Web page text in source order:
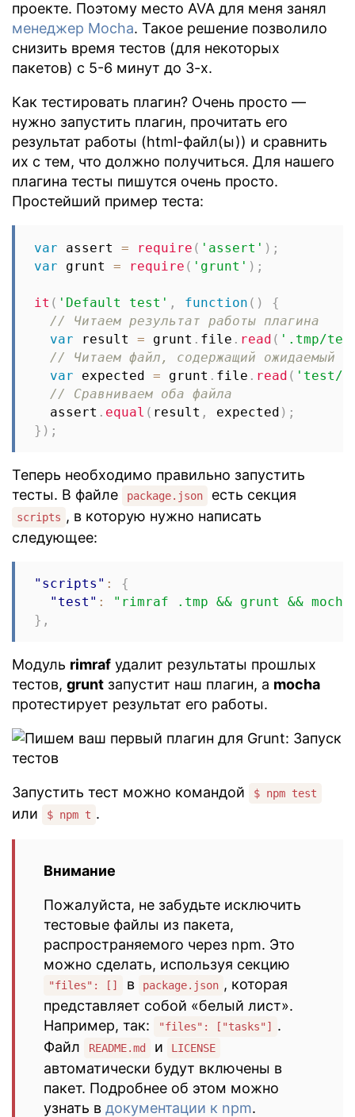
проекте. Поэтому место AVA для меня занял
менеджер Mocha. Такое решение позволило
снизить время тестов (для некоторых
пакетов) с 5-6 минут до 3-х.
Как тестировать плагин? Очень просто —
нужно запустить плагин, прочитать его
результат работы (html-файл(ы)) и сравнить
их с тем, что должно получиться. Для нашего
плагина тесты пишутся очень просто.
Простейший пример теста:
var assert = require ( 'assert' ) ;
var grunt = require ( 'grunt' ) ;
it ( 'Default test' , function ( )
{
// Читаем результат работы плагина
var result = grunt . file . read ( '.tmp/
// Читаем файл, содержащий ожидаемый
var expected = grunt . file . read ( 'test/
// Сравниваем оба файла
  assert
. equal ( result , expected ) ;
} ) ;
Теперь необходимо правильно запустить
тесты. В файле
package.json есть секция
scripts , в которую нужно написать
следующее:
"scripts" :
{
"test" :
"rimraf .tmp && grunt &&
} ,
Модуль rimraf удалит результаты прошлых
тестов, grunt запустит наш плагин, а mocha
протестирует результат его работы.
Запустить тест можно командой $ npm test
или $ npm t .
Внимание
Пожалуйста, не забудьте исключить
тестовые файлы из пакета,
распространяемого через npm. Это
можно сделать, используя секцию
"files": [] в package.json , которая
представляет собой «белый лист».
Например, так:
"files": ["tasks"]
.
Файл
README.md и LICENSE
автоматически будут включены в
пакет. Подробнее об этом можно
узнать в документации к npm.